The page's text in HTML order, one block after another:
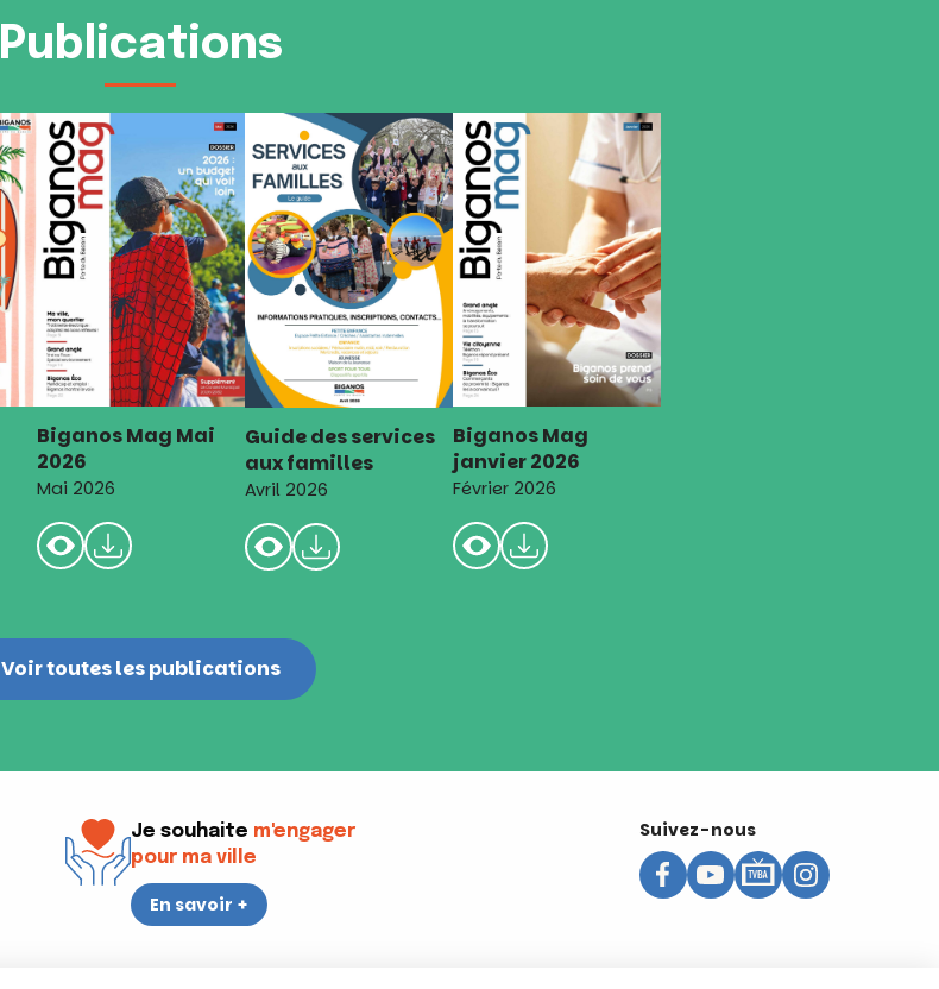
Publications
Biganos Mag Mai
2026
Mai 2026
Guide des services
aux familles
Avril 2026
Biganos Mag
janvier 2026
Février 2026
Voir toutes les publications
Je souhaite m'engager
pour ma ville
En savoir +
Suivez-nous